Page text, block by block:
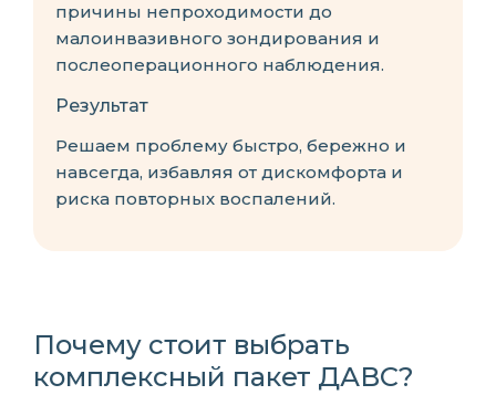
причины непроходимости до
малоинвазивного зондирования и
послеоперационного наблюдения.
Результат
Решаем проблему быстро, бережно и
навсегда, избавляя от дискомфорта и
риска повторных воспалений.
Почему стоит выбрать
комплексный пакет ДАВС?